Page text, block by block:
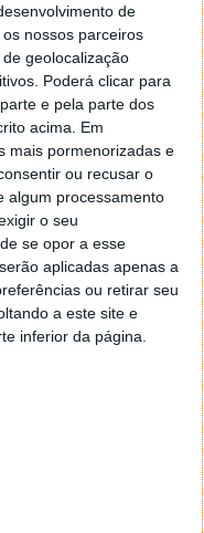
de
nossos parceiros
geolocalização
Poderá clicar para
e pela parte dos
acima. Em
mais pormenorizadas e
ou recusar o
algum processamento
o seu
se opor a esse
aplicadas apenas a
ou retirar seu
a este site e
inferior da página.
herdada da
e familiares e
onde o
parte do mundo e
ou ser
ou jogo de
versão.
Portugal ou o
Definições na